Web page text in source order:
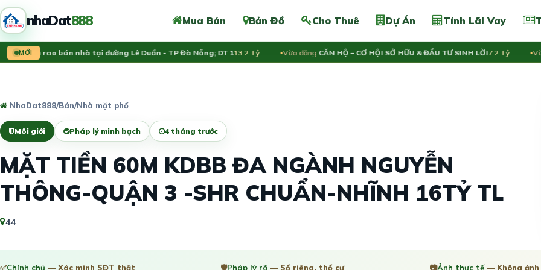
nhaDat888 Mua Bán Bản Đồ Cho Thuê Dự Án Tính Lãi Vay
MỚI
chủ rao bán nhà tại đường Lê Duẩn - TP Đà Nẵng; DT 113.2 Tỷ Vừa đăng:CĂN HỘ – CƠ HỘI SỞ HỮU & ĐẦU TƯ SINH LỜI7.2 Tỷ Vừa
NhaDat888/Bán/Nhà mặt phố
Môi giới Pháp lý minh bạch 4 tháng trước
MẶT TIỀN 60M KDBB ĐA NGÀNH NGUYỄN
THÔNG-QUẬN 3 -SHR CHUẨN-NHĨNH 16TỶ TL
44
✅Chính chủ — Xác minh SĐT thật 🛡️Pháp lý rõ — Sổ riêng, thổ cư 📷Ảnh thực tế— Không ảnh